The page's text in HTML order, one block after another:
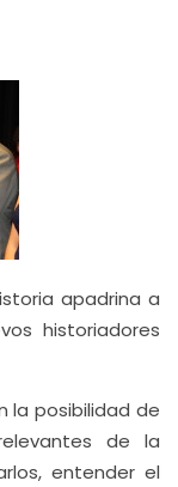
apadrina a
historiadores
la posibilidad de
de la
entender el